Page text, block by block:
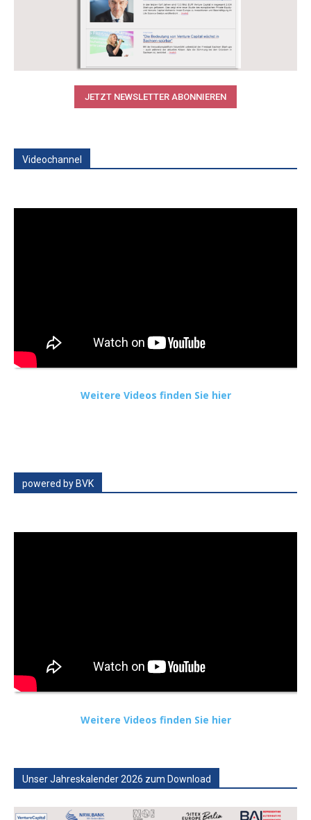
JETZT NEWSLETTER ABONNIEREN
Videochannel
Weitere Videos finden Sie hier
powered by BVK
Weitere Videos finden Sie hier
Unser Jahreskalender 2026 zum Download